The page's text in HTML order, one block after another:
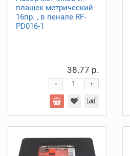
плашек метрический
16пр. , в пенале RF-
PD016-1
38.77 р.
+
-